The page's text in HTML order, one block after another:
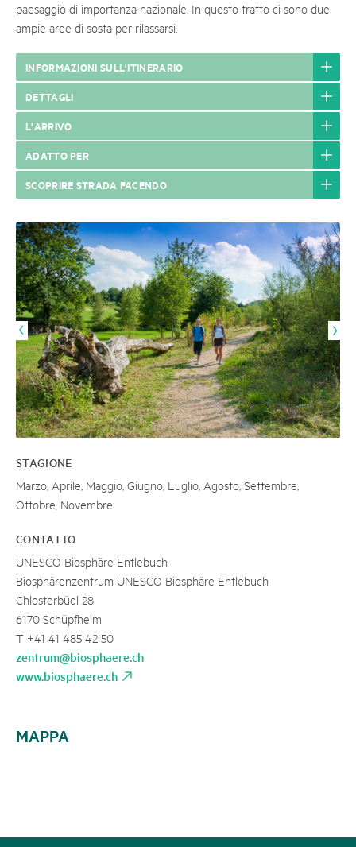
paesaggio di importanza nazionale. In questo tratto ci sono due
ampie aree di sosta per rilassarsi.
INFORMAZIONI SULL'ITINERARIO
DETTAGLI
L'ARRIVO
ADATTO PER
SCOPRIRE STRADA FACENDO
STAGIONE
Marzo, Aprile, Maggio, Giugno, Luglio, Agosto, Settembre,
Ottobre, Novembre
CONTATTO
UNESCO Biosphäre Entlebuch
Biosphärenzentrum UNESCO Biosphäre Entlebuch
Chlosterbüel 28
6170 Schüpfheim
T +41 41 485 42 50
zentrum@biosphaere.ch
www.biosphaere.ch
MAPPA